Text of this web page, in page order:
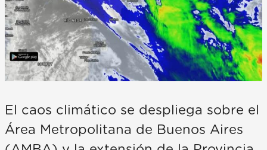
El caos climático se despliega sobre el
Área Metropolitana de Buenos Aires